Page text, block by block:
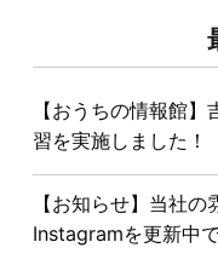
【おうちの情報館
習を実施しました！
【お知らせ】当社
Instagramを更新中